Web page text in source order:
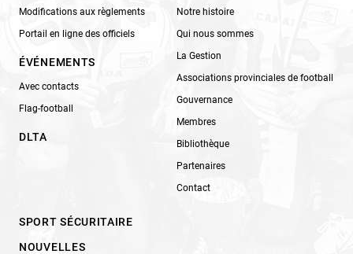
Modifications aux règlements
Portail en ligne des officiels
ÉVÉNEMENTS
Avec contacts
Flag-football
DLTA
Notre histoire
Qui nous sommes
La Gestion
Associations provinciales de football
Gouvernance
Membres
Bibliothèque
Partenaires
Contact
SPORT SÉCURITAIRE
NOUVELLES